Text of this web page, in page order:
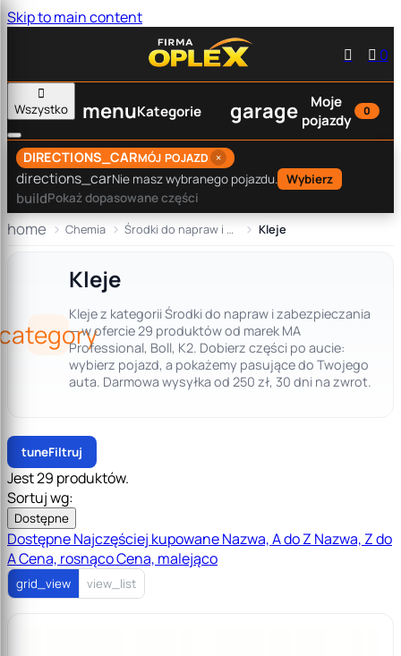
Skip to main content

 0

Wszystko
menuKategorie garage
Moje
pojazdy
0
DIRECTIONS_CARMÓJ POJAZD ×
directions_carNie masz wybranego pojazdu. Wybierz
buildPokaż dopasowane części
home Chemia Środki do napraw i zabezpieczania Kleje
Kleje
Kleje z kategorii Środki do napraw i zabezpieczania
— w ofercie 29 produktów od marek MA
Professional, Boll, K2. Dobierz części po aucie:
wybierz pojazd, a pokażemy pasujące do Twojego
auta. Darmowa wysyłka od 250 zł, 30 dni na zwrot.
tuneFiltruj
Jest 29 produktów.
Sortuj wg:
Dostępne
DostępneNajczęściej kupowaneNazwa, A do Z Nazwa, Z do
ACena, rosnącoCena, malejąco
grid_view view_list